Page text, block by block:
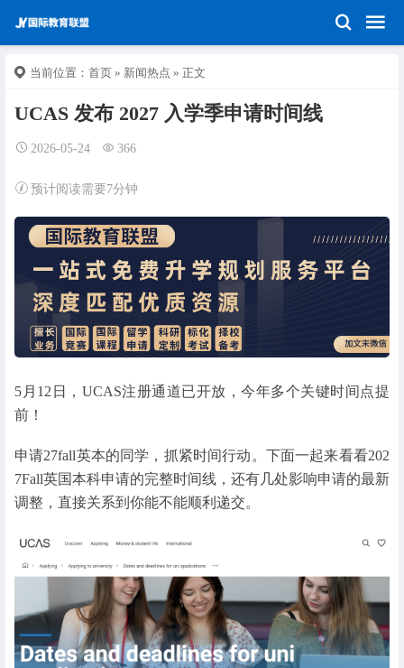
当前位置： 首页 » 新闻热点 » 正文
UCAS 发布 2027 入学季申请时间线
2026-05-24 366
预计阅读需要7分钟
5月12日，UCAS注册通道已开放，今年多个关键时间点提
前！
申请27fall英本的同学，抓紧时间行动。下面一起来看看202
7Fall英国本科申请的完整时间线，还有几处影响申请的最新
调整，直接关系到你能不能顺利递交。